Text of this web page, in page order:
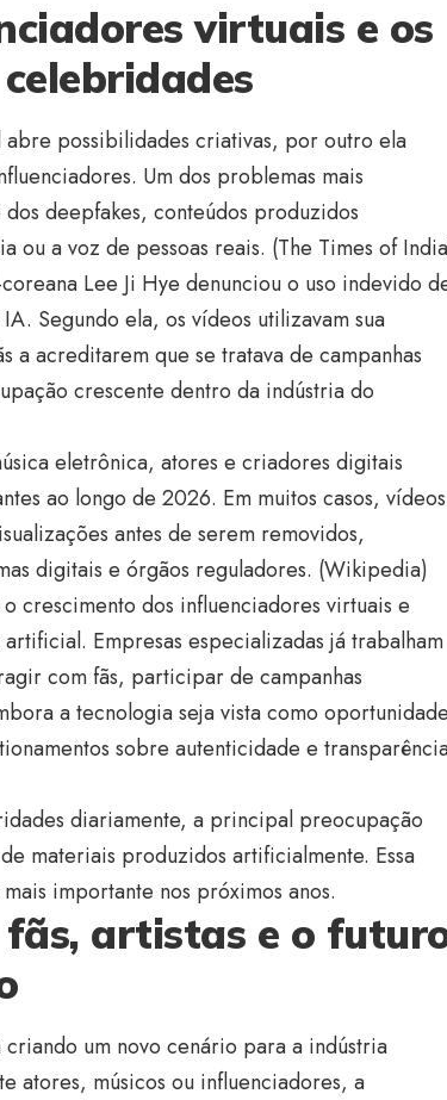
virtuais e os
possibilidades criativas, por outro ela
Um dos problemas mais
deepfakes, conteúdos produzidos
ou a voz de pessoas reais. (The Times of India
Lee Ji Hye denunciou o uso indevido
Segundo ela, os vídeos utilizavam sua
a acreditarem que se tratava de campanhas
crescente dentro da indústria do
eletrônica, atores e criadores digitais
ao longo de 2026. Em muitos casos, vídeos
antes de serem removidos,
digitais e órgãos reguladores. (Wikipedia)
crescimento dos influenciadores virtuais e
Empresas especializadas já trabalham
com fãs, participar de campanhas
a tecnologia seja vista como oportunidade
sobre autenticidade e
diariamente, a principal preocupação
materiais produzidos artificialmente. Essa
importante nos próximos anos.
artistas e o
um novo cenário para a indústria
atores, músicos ou influenciadores, a